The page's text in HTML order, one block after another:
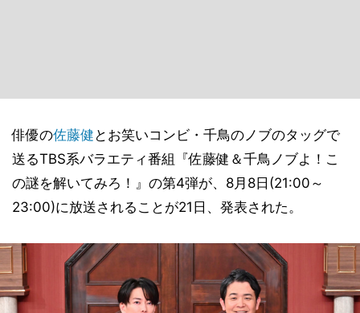
俳優の佐藤健 とお笑いコンビ・千鳥のノブのタッグで
送るTBS系バラエティ番組『佐藤健＆千鳥ノブよ！こ
の謎を解いてみろ！』の第4弾が、8月8日(21:00～
23:00)に放送されることが21日、発表された。